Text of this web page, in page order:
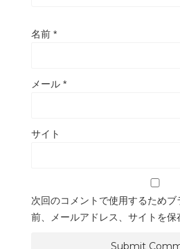
名前 *
メール *
サイト
次回のコメントで使用するためブ
前、メールアドレス、サイトを保